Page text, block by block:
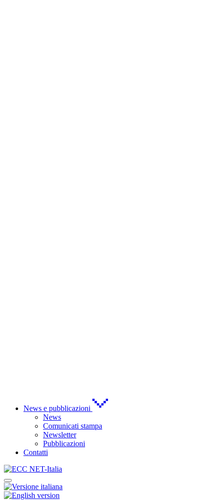
News e pubblicazioni
News
Comunicati stampa
Newsletter
Pubblicazioni
Contatti